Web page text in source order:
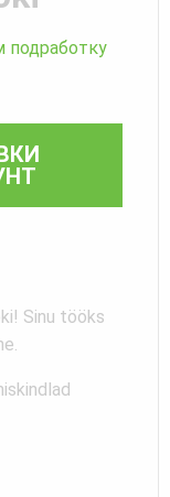
подработку
Sinu tööks